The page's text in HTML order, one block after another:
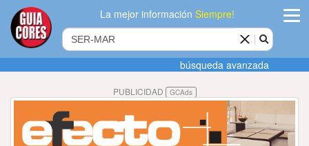
La mejor informaciónSiempre!
Agregar
empresa
Actualizar
búsqueda avanzada
PUBLICIDAD GCAds